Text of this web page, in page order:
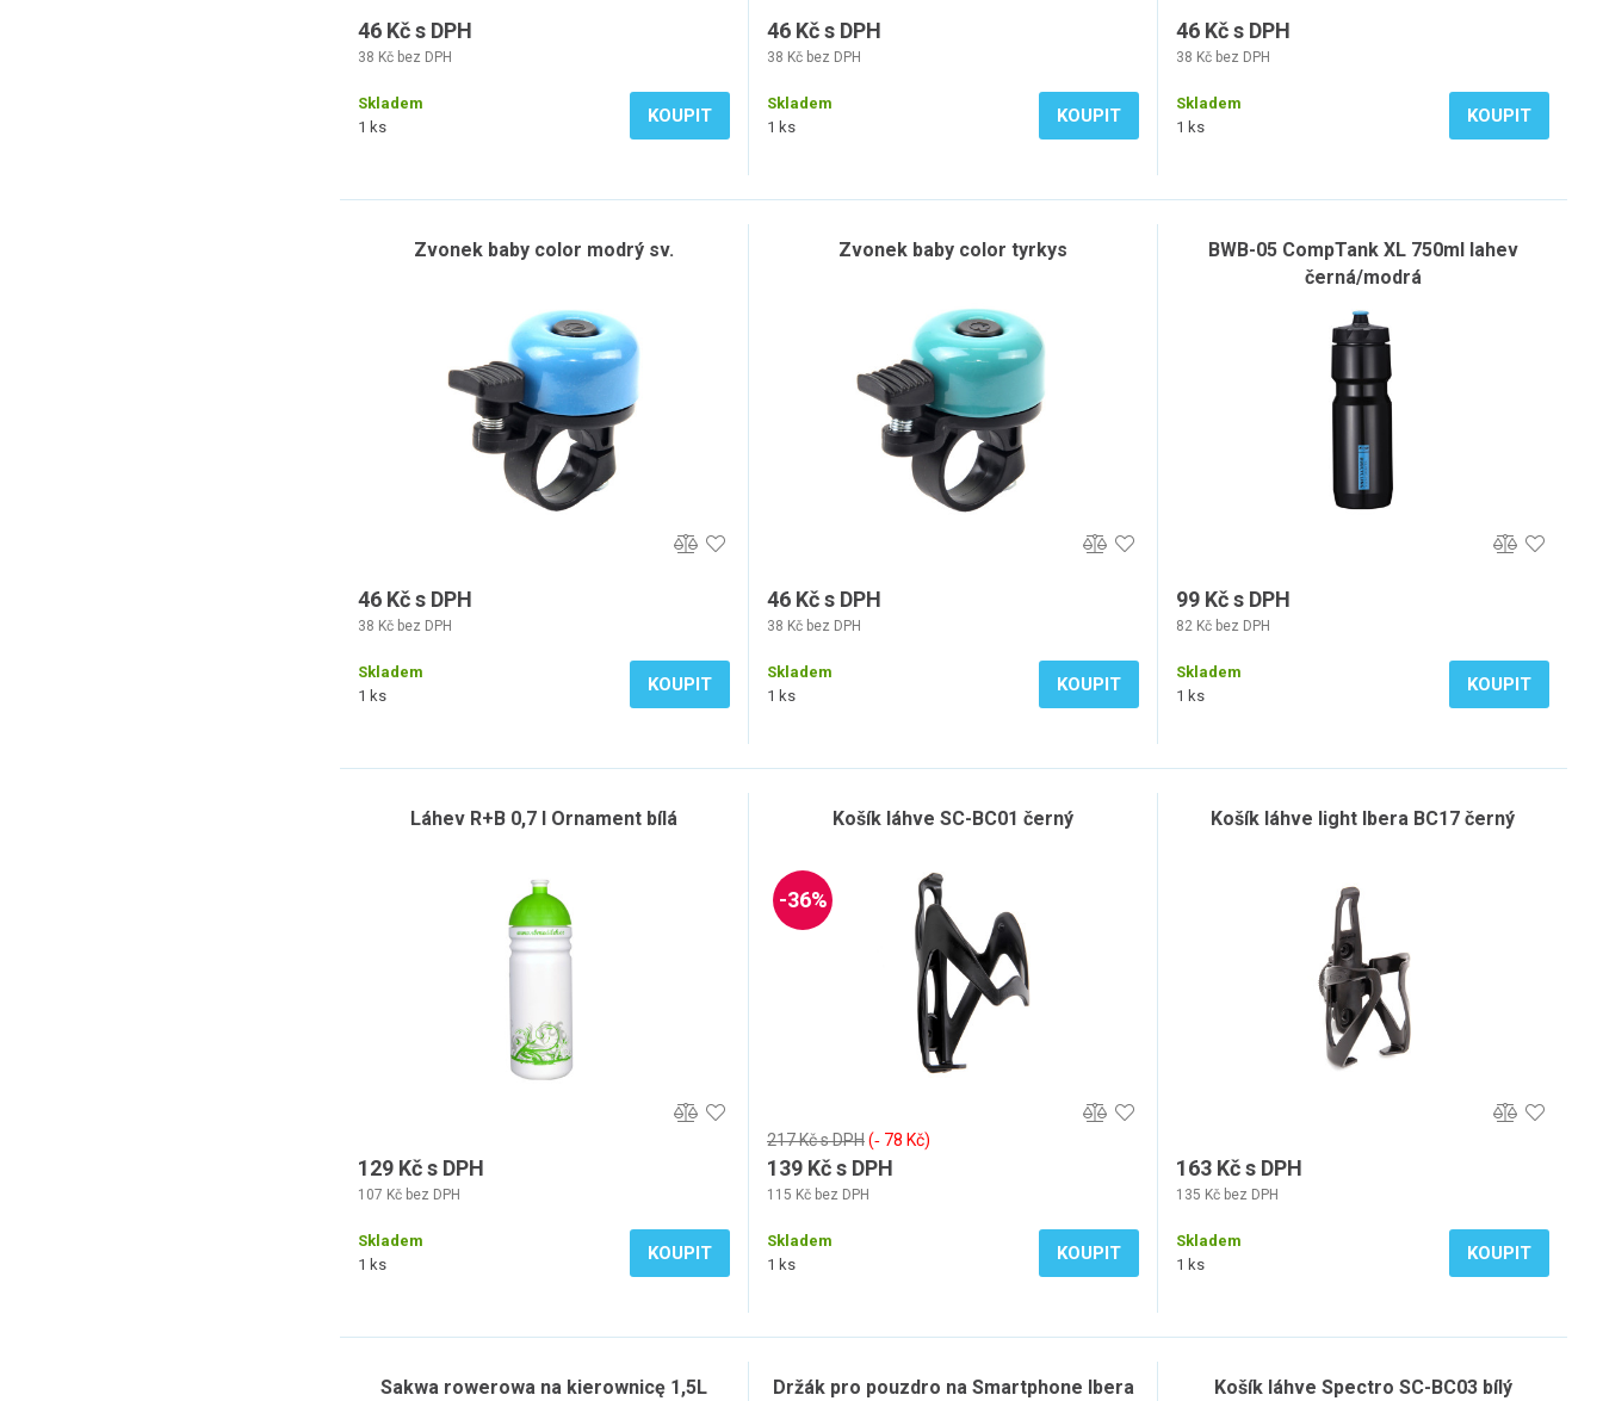
46 Kč s DPH
38 Kč bez DPH
Skladem
1 ks
KOUPIT
46 Kč s DPH
38 Kč bez DPH
Skladem
1 ks
KOUPIT
46 Kč s DPH
38 Kč bez DPH
Skladem
1 ks
KOUPIT
Zvonek baby color modrý sv.
46 Kč s DPH
38 Kč bez DPH
Skladem
1 ks
KOUPIT
Zvonek baby color tyrkys
46 Kč s DPH
38 Kč bez DPH
Skladem
1 ks
KOUPIT
BWB-05 CompTank XL 750ml lahev
černá/modrá
99 Kč s DPH
82 Kč bez DPH
Skladem
1 ks
KOUPIT
Láhev R+B 0,7 l Ornament bílá
129 Kč s DPH
107 Kč bez DPH
Skladem
1 ks
KOUPIT
Košík láhve SC-BC01 černý
-36%
217 Kč s DPH(‐ 78 Kč)
139 Kč s DPH
115 Kč bez DPH
Skladem
1 ks
KOUPIT
Košík láhve light Ibera BC17 černý
163 Kč s DPH
135 Kč bez DPH
Skladem
1 ks
KOUPIT
Sakwa rowerowa na kierownicę 1,5L Držák pro pouzdro na Smartphone Ibera Košík láhve Spectro SC-BC03 bílý